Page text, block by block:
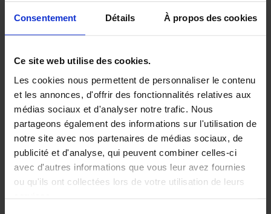
Consentement Détails À propos des cookies
Ce site web utilise des cookies.
Les cookies nous permettent de personnaliser le contenu
et les annonces, d'offrir des fonctionnalités relatives aux
médias sociaux et d'analyser notre trafic. Nous
partageons également des informations sur l'utilisation de
notre site avec nos partenaires de médias sociaux, de
publicité et d'analyse, qui peuvent combiner celles-ci
avec d'autres informations que vous leur avez fournies
ou qu'ils ont collectées lors de votre utilisation de leurs
Building Bonds = Building
Business
Jochen Roef Jozefien De Feyter
Carolien Boom
Couverture souple
2025 200
€29,99